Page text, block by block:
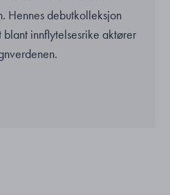
Hennes debutkolleksjon
innflytelsesrike aktører